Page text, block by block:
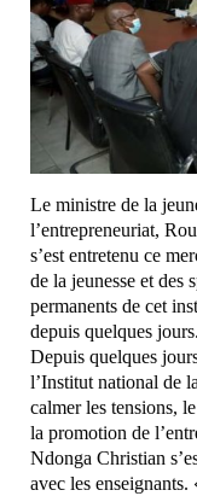
Le ministre de la
l’entrepreneuriat,
s’est entretenu ce
de la jeunesse et des
permanents de cet
depuis quelques jours.
Depuis quelques
l’Institut national de
calmer les tensions,
la promotion de
Ndonga Christian
avec les enseignants.